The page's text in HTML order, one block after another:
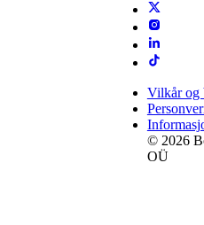
Vilkår og
© 2026
OÜ